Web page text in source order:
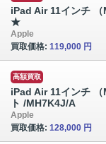
iPad Air 11インチ
★
Apple
買取価格: 119,000 円
高額買取
iPad Air 11インチ
ト /MH7K4J/A
Apple
買取価格: 128,000 円